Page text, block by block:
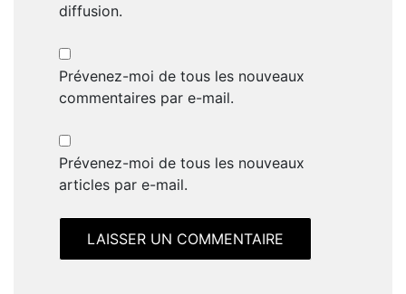
diffusion.
Prévenez-moi de tous les nouveaux
commentaires par e-mail.
Prévenez-moi de tous les nouveaux
articles par e-mail.